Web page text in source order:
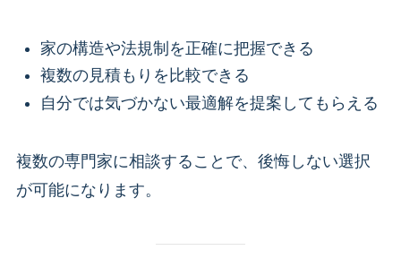
家の構造や法規制を正確に把握できる
複数の見積もりを比較できる
自分では気づかない最適解を提案してもらえる
複数の専門家に相談することで、後悔しない選択
が可能になります。